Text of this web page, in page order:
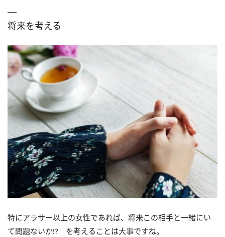
将来を考える
特にアラサー以上の女性であれば、将来この相手と一緒にい
て問題ないか!? を考えることは大事ですね。